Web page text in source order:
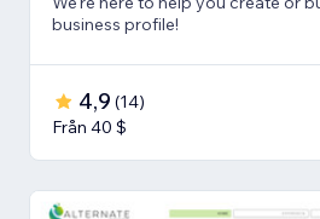
business profile!
4,9 (14)
Från 40 $